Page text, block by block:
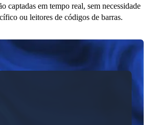
captadas em tempo real, sem necessidade
ou leitores de códigos de barras.